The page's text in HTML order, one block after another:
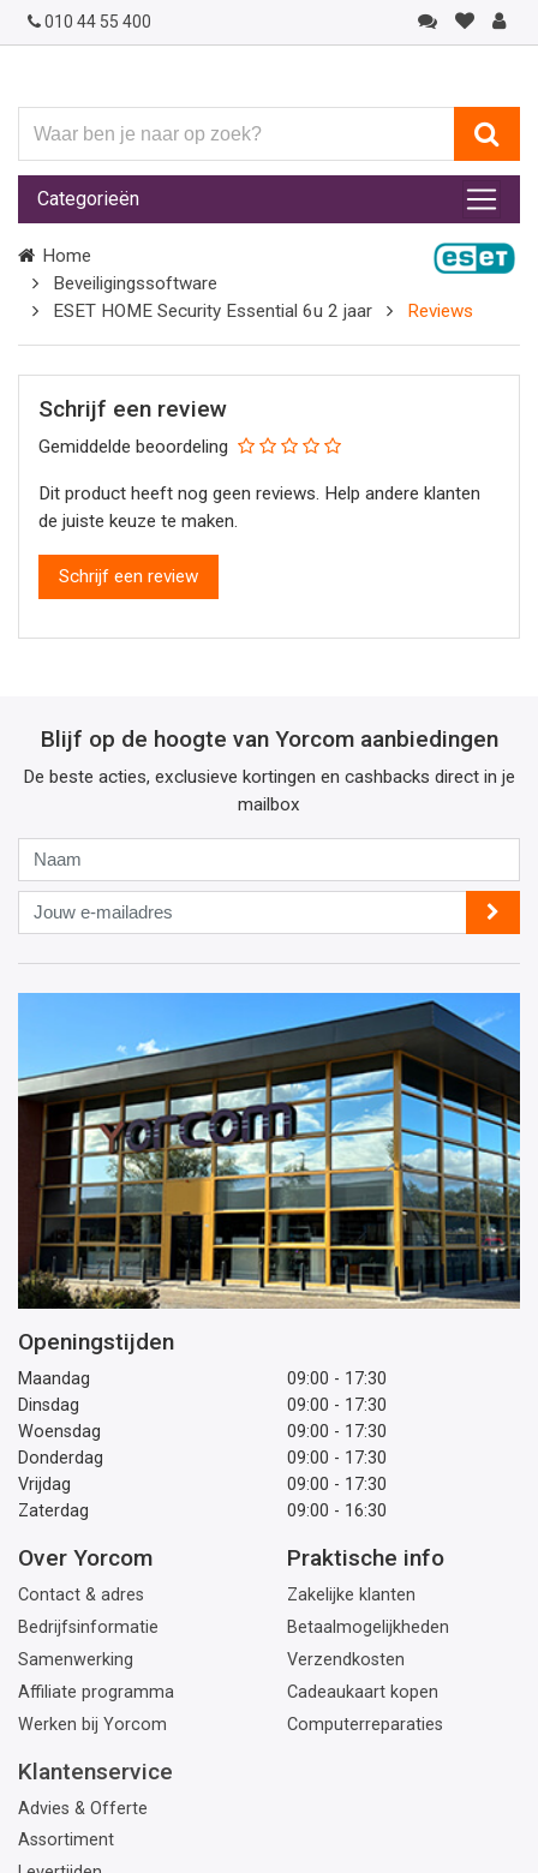
010 44 55 400
ben
je
naar
op
zoek?
Categorieën
Home
Beveiligingssoftware
ESET HOME Security Essential 6u 2 jaar
Reviews
Schrijf een review
Gemiddelde beoordeling
Dit product heeft nog geen reviews. Help andere klanten
de juiste keuze te maken.
Schrijf een review
Blijf op de hoogte van Yorcom aanbiedingen
De beste acties, exclusieve kortingen en cashbacks direct in je
mailbox
Jouw
e-
mailadres
Openingstijden
Maandag
09:00 - 17:30
Dinsdag
09:00 - 17:30
Woensdag
09:00 - 17:30
Donderdag
09:00 - 17:30
Vrijdag
09:00 - 17:30
Zaterdag
09:00 - 16:30
Over Yorcom
Contact & adres
Bedrijfsinformatie
Samenwerking
Affiliate programma
Werken bij Yorcom
Praktische info
Zakelijke klanten
Betaalmogelijkheden
Verzendkosten
Cadeaukaart kopen
Computerreparaties
Klantenservice
Advies & Offerte
Assortiment